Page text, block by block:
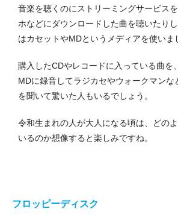
音楽を聴くのにストリーミングサービス
ホなどにダウンロードした曲を聴いたり
はカセットやMDというメディアを使いま
購入したCDやレコードに入っている曲を
MDに録音してラジカセやウォークマンな
を聞いて驚いた人もいるでしょう。
令和生まれの人が大人になる頃は、どの
いるのか想像すると楽しみですね。
フロッピーディスク